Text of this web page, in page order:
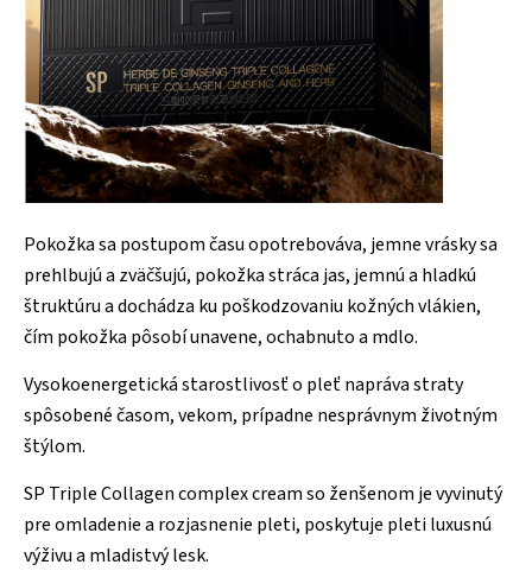
Pokožka sa postupom času opotrebováva, jemne vrásky sa
prehlbujú a zväčšujú, pokožka stráca jas, jemnú a hladkú
štruktúru a dochádza ku poškodzovaniu kožných vlákien,
čím pokožka pôsobí unavene, ochabnuto a mdlo.
Vysokoenergetická starostlivosť o pleť napráva straty
spôsobené časom, vekom, prípadne nesprávnym životným
štýlom.
SP Triple Collagen complex cream so ženšenom je vyvinutý
pre omladenie a rozjasnenie pleti, poskytuje pleti luxusnú
výživu a mladistvý lesk.